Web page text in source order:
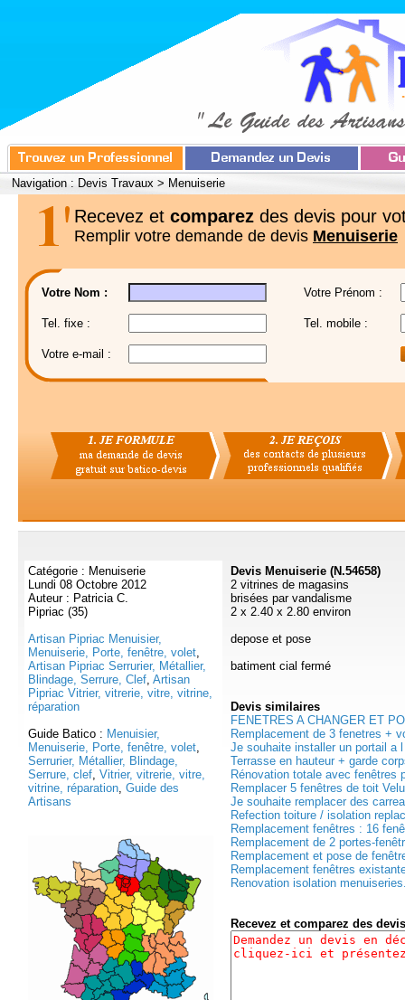
Navigation : Devis Travaux > Menuiserie
Recevez et comparez des devis pour
Remplir votre demande de devis Menuiserie
Votre Nom : Votre Prénom :
Tel. fixe : Tel. mobile :
Votre e-mail :
Catégorie : Menuiserie
Lundi 08 Octobre 2012
Auteur : Patricia C.
Pipriac (35)
Artisan Pipriac Menuisier,
Menuiserie, Porte, fenêtre, volet,
Artisan Pipriac Serrurier, Métallier,
Blindage, Serrure, Clef, Artisan
Pipriac Vitrier, vitrerie, vitre, vitrine,
réparation
Guide Batico : Menuisier,
Menuiserie, Porte, fenêtre, volet,
Serrurier, Métallier, Blindage,
Serrure, clef, Vitrier, vitrerie, vitre,
vitrine, réparation, Guide des
Artisans
Devis Menuiserie (N.54658)
2 vitrines de magasins
brisées par vandalisme
2 x 2.40 x 2.80 environ
depose et pose
batiment cial fermé
Devis similaires
FENETRES A CHANGER ET
Remplacement de 3 fenetres +
Je souhaite installer un portail a
Terrasse en hauteur + garde
Rénovation totale avec fenêtres
Remplacer 5 fenêtres de toit
Je souhaite remplacer des
Refection toiture / isolation
Remplacement fenêtres : 16
Remplacement de 2 portes-
Remplacement et pose de
Remplacement fenêtres
Renovation isolation
Recevez et comparez des